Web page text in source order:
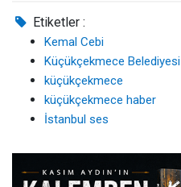
Etiketler :
Kemal Cebi
Küçükçekmece Belediyesi
küçükçekmece
küçükçekmece haber
İstanbul ses